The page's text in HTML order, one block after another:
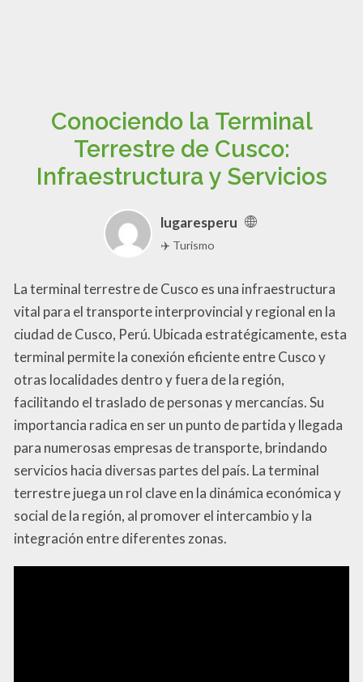
Conociendo la Terminal
Terrestre de Cusco:
Infraestructura y Servicios
lugaresperu
✈️ Turismo
La terminal terrestre de Cusco es una infraestructura
vital para el transporte interprovincial y regional en la
ciudad de Cusco, Perú. Ubicada estratégicamente, esta
terminal permite la conexión eficiente entre Cusco y
otras localidades dentro y fuera de la región,
facilitando el traslado de personas y mercancías. Su
importancia radica en ser un punto de partida y llegada
para numerosas empresas de transporte, brindando
servicios hacia diversas partes del país. La terminal
terrestre juega un rol clave en la dinámica económica y
social de la región, al promover el intercambio y la
integración entre diferentes zonas.